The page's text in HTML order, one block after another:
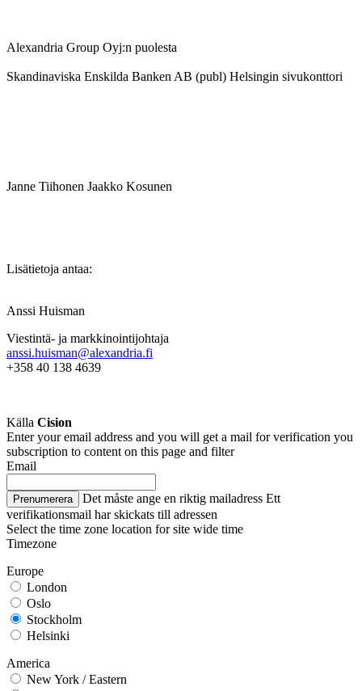
Alexandria Group Oyj:n puolesta
Skandinaviska Enskilda Banken AB (publ) Helsingin sivukonttori
Janne Tiihonen Jaakko Kosunen
Lisätietoja antaa:
Anssi Huisman
Viestintä- ja markkinointijohtaja
anssi.huisman@alexandria.fi
+358 40 138 4639
Källa Cision
Enter your email address and you will get a mail for verification you
subscription to content on this page and filter
Email
Prenumerera Det måste ange en riktig mailadress Ett
verifikationsmail har skickats till adressen
Select the time zone location for site wide time
Timezone
Europe
London
Oslo
Stockholm
Helsinki
America
New York / Eastern